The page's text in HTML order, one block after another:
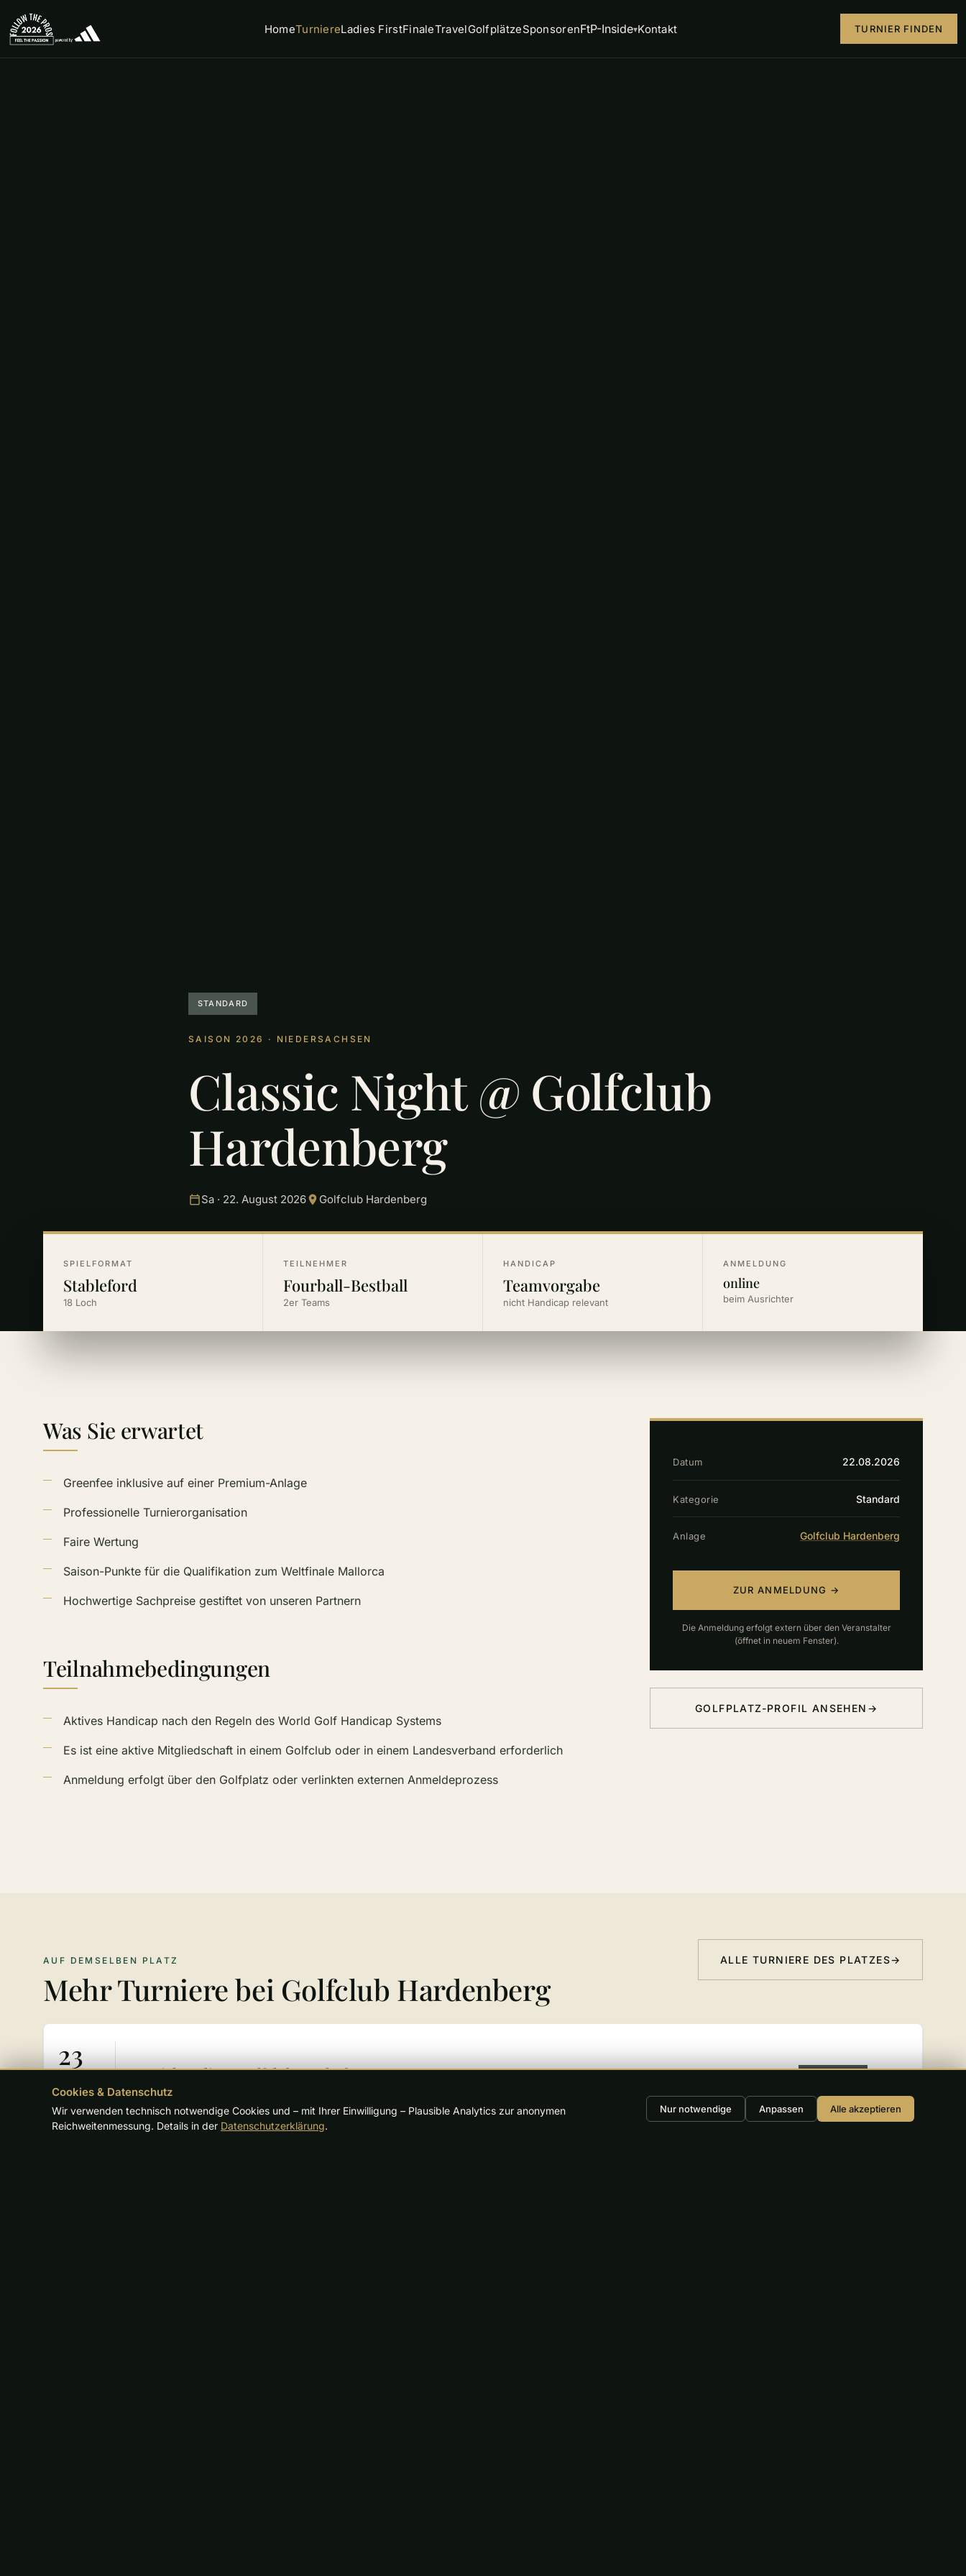
HomeTurniereLadies FirstFinaleTravelGolfplätzeSponsorenFtP-Inside▾Kontakt TURNIER FINDEN
STANDARD
SAISON 2026 · NIEDERSACHSEN
Classic Night @ Golfclub
Hardenberg
Sa · 22. August 2026 Golfclub Hardenberg
SPIELFORMAT
Stableford
18 Loch
TEILNEHMER
Fourball-Bestball
2er Teams
HANDICAP
Teamvorgabe
nicht Handicap relevant
ANMELDUNG
online
beim Ausrichter
Was Sie erwartet
Greenfee inklusive auf einer Premium-Anlage
Professionelle Turnierorganisation
Faire Wertung
Saison-Punkte für die Qualifikation zum Weltfinale Mallorca
Hochwertige Sachpreise gestiftet von unseren Partnern
Teilnahmebedingungen
Aktives Handicap nach den Regeln des World Golf Handicap Systems
Es ist eine aktive Mitgliedschaft in einem Golfclub oder in einem Landesverband erforderlich
Anmeldung erfolgt über den Golfplatz oder verlinkten externen Anmeldeprozess
Datum 22.08.2026
Kategorie Standard
Anlage Golfclub Hardenberg
ZUR ANMELDUNG →
Die Anmeldung erfolgt extern über den Veranstalter
(öffnet in neuem Fenster).
GOLFPLATZ-PROFIL ANSEHEN →
AUF DEMSELBEN PLATZ
Mehr Turniere bei Golfclub Hardenberg
ALLE TURNIERE DES PLATZES→
23
AUG
Social Media @ Golfclub Hardenberg →
Cookies & Datenschutz
Wir verwenden technisch notwendige Cookies und – mit Ihrer Einwilligung – Plausible Analytics zur anonymen
Reichweitenmessung. Details in der Datenschutzerklärung.
Nur notwendige Anpassen Alle akzeptieren